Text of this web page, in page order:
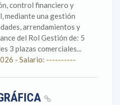
control financiero y
mediante una gestión
arrendamientos y
del Rol Gestión de: 5
3 plazas comerciales...
- Salario: ----------